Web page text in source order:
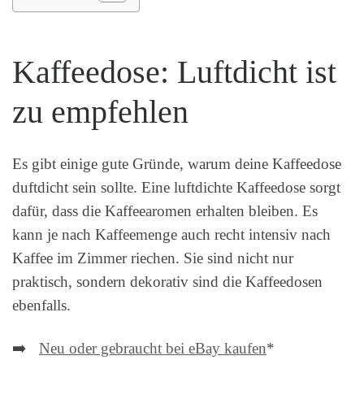
Kaffeedose: Luftdicht ist
zu empfehlen
Es gibt einige gute Gründe, warum deine Kaffeedose
duftdicht sein sollte. Eine luftdichte Kaffeedose sorgt
dafür, dass die Kaffeearomen erhalten bleiben. Es
kann je nach Kaffeemenge auch recht intensiv nach
Kaffee im Zimmer riechen. Sie sind nicht nur
praktisch, sondern dekorativ sind die Kaffeedosen
ebenfalls.
➡️ Neu oder gebraucht bei eBay kaufen*